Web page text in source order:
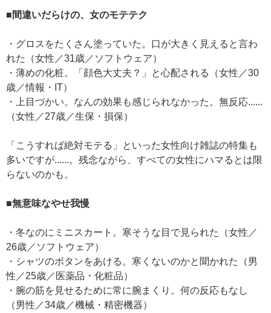
■間違いだらけの、女のモテテク
・グロスをたくさん塗っていた。口が大きく見えると言わ
れた（女性／31歳／ソフトウェア）
・薄めの化粧。「顔色大丈夫？」と心配される（女性／30
歳／情報・IT）
・上目づかい。なんの効果も感じられなかった。無反応......
（女性／27歳／生保・損保）
「こうすれば絶対モテる」といった女性向け雑誌の特集も
多いですが......。残念ながら、すべての女性にハマるとは限
らないのかも。
■無意味なやせ我慢
・冬なのにミニスカート。寒そうな目で見られた（女性／
26歳／ソフトウェア）
・シャツのボタンをあける。寒くないのかと聞かれた（男
性／25歳／医薬品・化粧品）
・腕の筋を見せるために常に腕まくり。何の反応もなし
（男性／34歳／機械・精密機器）